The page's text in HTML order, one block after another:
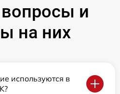
и
на них
используются в